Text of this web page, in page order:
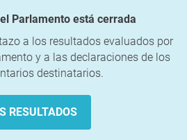
Parlamento está cerrada
a los resultados evaluados por
y a las declaraciones de los
destinatarios.
RESULTADOS